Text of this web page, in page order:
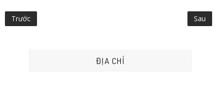
Trước Sau
ĐỊA CHỈ